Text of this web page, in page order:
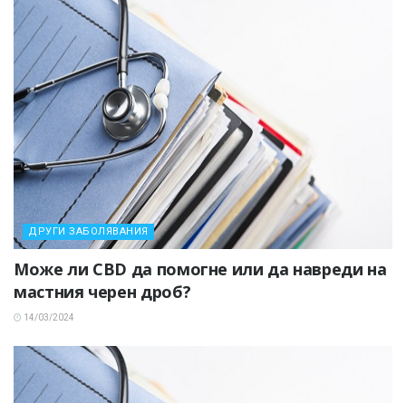
ДРУГИ ЗАБОЛЯВАНИЯ
Може ли CBD да помогне или да навреди на
мастния черен дроб?
14/03/2024